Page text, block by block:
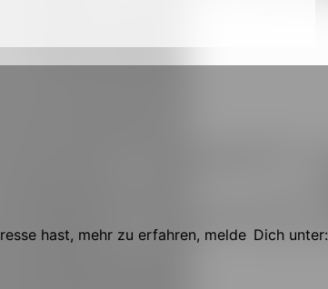
hast, mehr zu erfahren, melde Dich unter: